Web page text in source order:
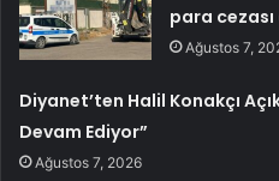
para
Ağustos 7,
Diyanet’ten Halil Konakçı
Devam Ediyor”
Ağustos 7, 2026